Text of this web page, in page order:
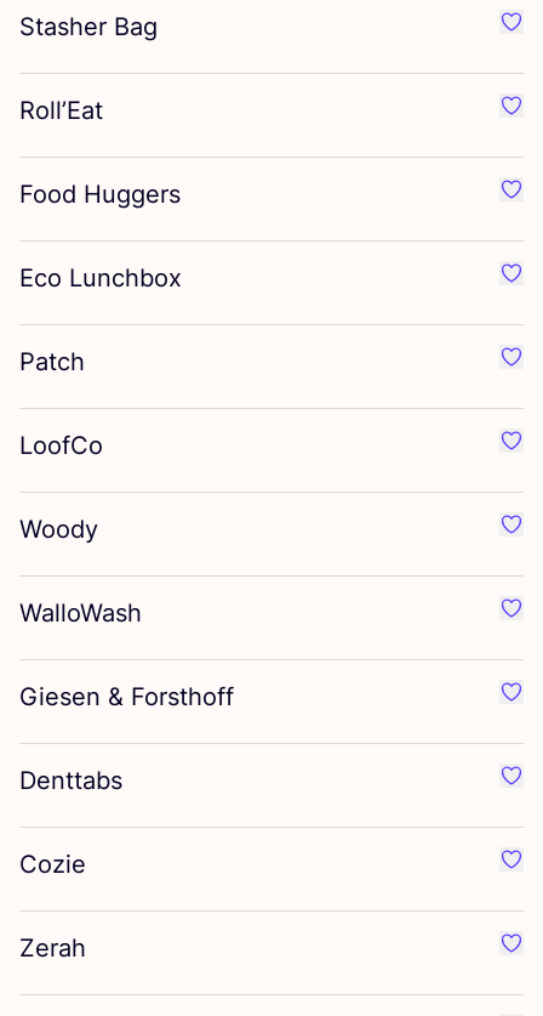
Stasher Bag
Roll’Eat
Food Huggers
Eco Lunchbox
Patch
LoofCo
Woody
WalloWash
Giesen & Forsthoff
Denttabs
Cozie
Zerah